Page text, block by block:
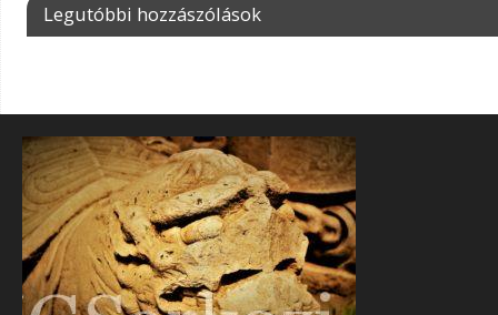
Legutóbbi hozzászólások